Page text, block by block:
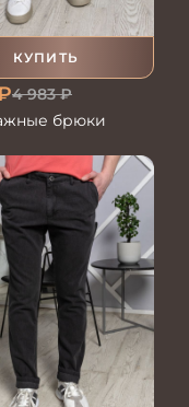
КУПИТЬ
4 983₽
брюки